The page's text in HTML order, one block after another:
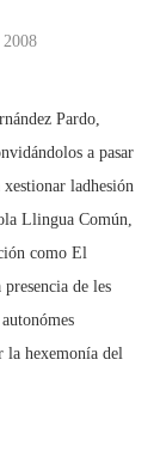
Pardo,
a pasar
ladhesión
Llingua Común,
como El
de les
la hexemonía del